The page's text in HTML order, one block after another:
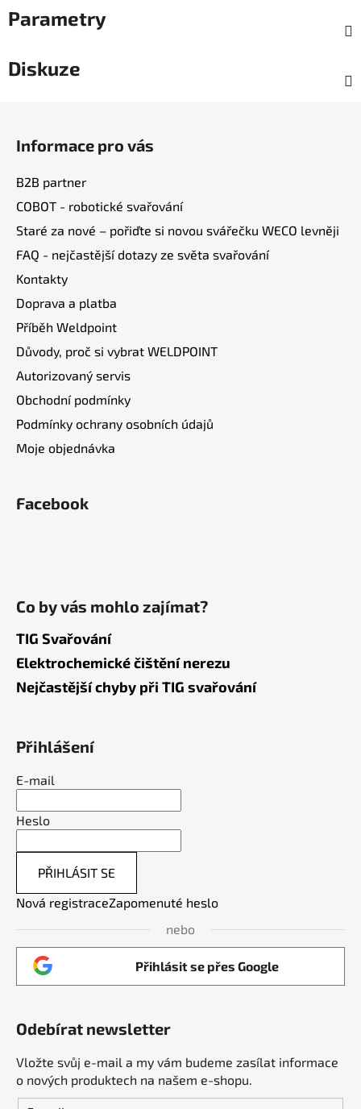
Parametry
Diskuze
Informace pro vás
B2B partner
COBOT - robotické svařování
Staré za nové – pořiďte si novou svářečku WECO levněji
FAQ - nejčastější dotazy ze světa svařování
Kontakty
Doprava a platba
Příběh Weldpoint
Důvody, proč si vybrat WELDPOINT
Autorizovaný servis
Obchodní podmínky
Podmínky ochrany osobních údajů
Moje objednávka
Facebook
Co by vás mohlo zajímat?
TIG Svařování
Elektrochemické čištění nerezu
Nejčastější chyby při TIG svařování
Přihlášení
E-mail
Heslo
PŘIHLÁSIT SE
Nová registraceZapomenuté heslo
nebo
Přihlásit se přes Google
Odebírat newsletter
Vložte svůj e-mail a my vám budeme zasílat informace
o nových produktech na našem e-shopu.